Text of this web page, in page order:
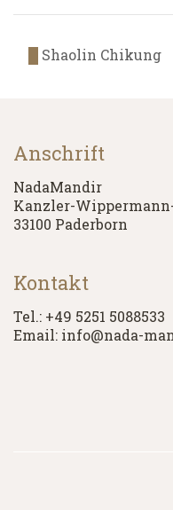
Shaolin Chikung
Anschrift
NadaMandir
Kanzler-
33100 Paderborn
Kontakt
Tel.: +49 5251 5088533
Email: info@nada-